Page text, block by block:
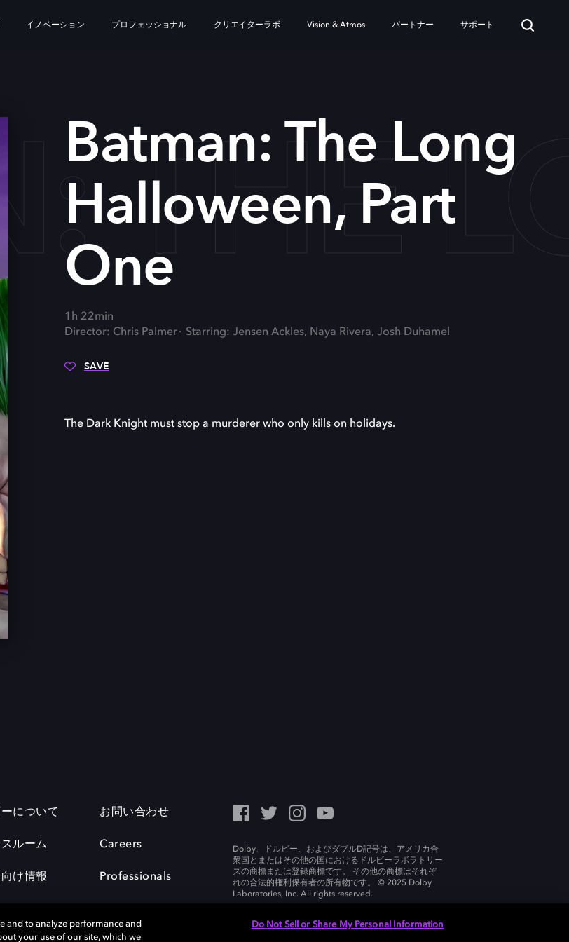
イノベーション プロフェッショナル クリエイターラボ Vision & Atmos パートナー サポート
THE
Batman: The Long
Halloween, Part
One
1h 22min
Director: Chris Palmer
Starring: Jensen Ackles, Naya Rivera, Josh Duhamel
SAVE
The Dark Knight must stop a murderer who only kills on holidays.
ーについて
ルーム
け情報
お問い合わせ
Careers
Professionals
Dolby、ドルビー、およびダブルD記号は、アメリカ合
衆国とまたはその他の国におけるドルビーラボラトリー
ズの商標または登録商標です。 その他の商標はそれぞ
れの合法的権利保有者の所有物です。 © 2025 Dolby
Laboratories, Inc. All rights reserved.
and to analyze performance and
your use of our site, which we
Do Not Sell or Share My Personal Information